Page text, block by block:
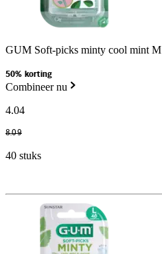
GUM Soft-picks minty cool mint M
50% korting
Combineer nu
4.04
8.09
40 stuks